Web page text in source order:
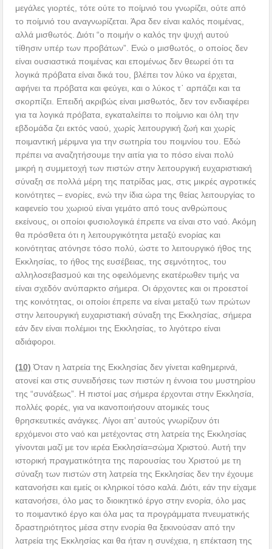
μεγάλες γιορτές, τότε ούτε το ποίμνιό του γνωρίζει, ούτε από
το ποίμνιό του αναγνωρίζεται. Άρα δεν είναι καλός ποιμένας,
αλλά μισθωτός. Διότι “ο ποιμήν ο καλός την ψυχή αυτού
τίθησιν υπέρ των προβάτων”. Ενώ ο μισθωτός, ο οποίος δεν
είναι ουσιαστικά ποιμένας και επομένως δεν θεωρεί ότι τα
λογικά πρόβατα είναι δικά του, βλέπει τον λύκο να έρχεται,
αφήνει τα πρόβατα και φεύγει, και ο λύκος τ᾿ αρπάζει και τα
σκορπίζει. Επειδή ακριβώς είναι μισθωτός, δεν τον ενδιαφέρει
για τα λογικά πρόβατα, εγκαταλείπει το ποίμνιο και όλη την
εβδομάδα ζει εκτός ναού, χωρίς λειτουργική ζωή και χωρίς
ποιμαντική μέριμνα για την σωτηρία του ποιμνίου του. Εδώ
πρέπει να αναζητήσουμε την αιτία για το πόσο είναι πολύ
μικρή η συμμετοχή των πιστών στην λειτουργική ευχαριστιακή
σύναξη σε πολλά μέρη της πατρίδας μας, στις μικρές αγροτικές
κοινότητες – ενορίες, ενώ την ίδια ώρα της θείας λειτουργίας το
καφενείο του χωριού είναι γεμάτο από τους ανθρώπους
εκείνους, οι οποίοι φυσιολογικά έπρεπε να είναι στο ναό. Ακόμη
θα πρόσθετα ότι η λειτουργικότητα μεταξύ ενορίας και
κοινότητας ατόνησε τόσο πολύ, ώστε το λειτουργικό ήθος της
Εκκλησίας, το ήθος της ευσέβειας, της σεμνότητος, του
αλληλοσεβασμού και της οφειλόμενης εκατέρωθεν τιμής να
είναι σχεδόν ανύπαρκτο σήμερα. Οι άρχοντες και οι προεστοί
της κοινότητας, οι οποίοι έπρεπε να είναι μεταξύ των πρώτων
στην λειτουργική ευχαριστιακή σύναξη της Εκκλησίας, σήμερα
εάν δεν είναι πολέμιοι της Εκκλησίας, το λιγότερο είναι
αδιάφοροι.
(10) Όταν η λατρεία της Εκκλησίας δεν γίνεται καθημερινά,
ατονεί και στις συνειδήσεις των πιστών η έννοια του μυστηρίου
της “συνάξεως”. Η πιστοί μας σήμερα έρχονται στην Εκκλησία,
πολλές φορές, για να ικανοποιήσουν ατομικές τους
θρησκευτικές ανάγκες. Λίγοι απ’ αυτούς γνωρίζουν ότι
ερχόμενοι στο ναό και μετέχοντας στη λατρεία της Εκκλησίας
γίνονται μαζί με τον ιερέα Εκκλησία=σώμα Χριστού. Αυτή την
ιστορική πραγματικότητα της παρουσίας του Χριστού με τη
σύναξη των πιστών στη λατρεία της Εκκλησίας δεν την έχουμε
κατανοήσει και εμείς οι κληρικοί τόσο καλά. Διότι, εάν την είχαμε
κατανοήσει, όλο μας το διοικητικό έργο στην ενορία, όλο μας
το ποιμαντικό έργο και όλα μας τα προγράμματα πνευματικής
δραστηριότητος μέσα στην ενορία θα ξεκινούσαν από την
λατρεία της Εκκλησίας και θα ήταν η συνέχεια, η επέκταση της